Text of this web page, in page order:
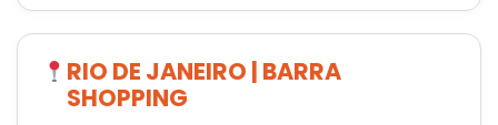
RIO DE JANEIRO | BARRA
SHOPPING